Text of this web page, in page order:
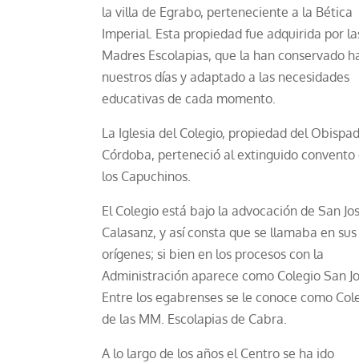
la villa de Egrabo, perteneciente a la Bética
Imperial. Esta propiedad fue adquirida por
Madres Escolapias, que la han conservado
nuestros días y adaptado a las necesidades
educativas de cada momento.
La Iglesia del Colegio, propiedad del
Córdoba, perteneció al extinguido convento
los Capuchinos.
El Colegio está bajo la advocación de San
Calasanz, y así consta que se llamaba en sus
orígenes; si bien en los procesos con la
Administración aparece como Colegio San
Entre los egabrenses se le conoce como
de las MM. Escolapias de Cabra.
A lo largo de los años el Centro se ha ido